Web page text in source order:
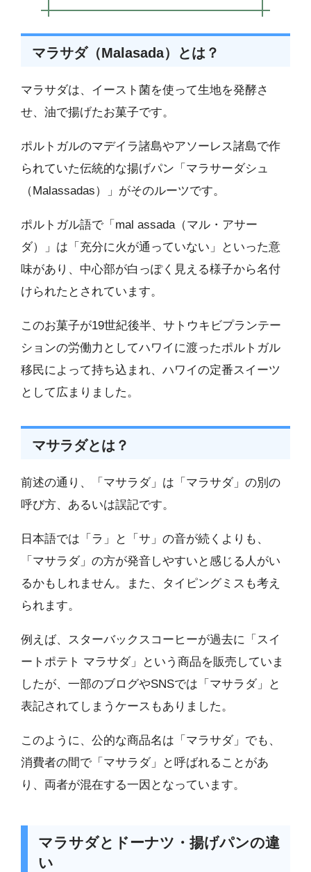
マラサダ（Malasada）とは？
マラサダは、イースト菌を使って生地を発酵さ
せ、油で揚げたお菓子です。
ポルトガルのマデイラ諸島やアソーレス諸島で作
られていた伝統的な揚げパン「マラサーダシュ
（Malassadas）」がそのルーツです。
ポルトガル語で「mal assada（マル・アサー
ダ）」は「充分に火が通っていない」といった意
味があり、中心部が白っぽく見える様子から名付
けられたとされています。
このお菓子が19世紀後半、サトウキビプランテー
ションの労働力としてハワイに渡ったポルトガル
移民によって持ち込まれ、ハワイの定番スイーツ
として広まりました。
マサラダとは？
前述の通り、「マサラダ」は「マラサダ」の別の
呼び方、あるいは誤記です。
日本語では「ラ」と「サ」の音が続くよりも、
「マサラダ」の方が発音しやすいと感じる人がい
るかもしれません。また、タイピングミスも考え
られます。
例えば、スターバックスコーヒーが過去に「スイ
ートポテト マラサダ」という商品を販売していま
したが、一部のブログやSNSでは「マサラダ」と
表記されてしまうケースもありました。
このように、公的な商品名は「マラサダ」でも、
消費者の間で「マサラダ」と呼ばれることがあ
り、両者が混在する一因となっています。
マラサダとドーナツ・揚げパンの違
い